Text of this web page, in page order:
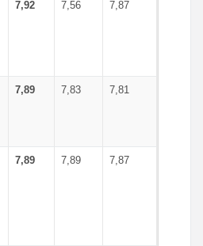
7,92 7,56 7,87
7,89 7,83 7,81
7,89 7,89 7,87